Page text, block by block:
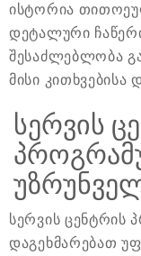
ისტორია
დეტალური
შესაძლებლობა
მისი კითხვებისა
სერვის
სერვის
დაგეხმარებათ